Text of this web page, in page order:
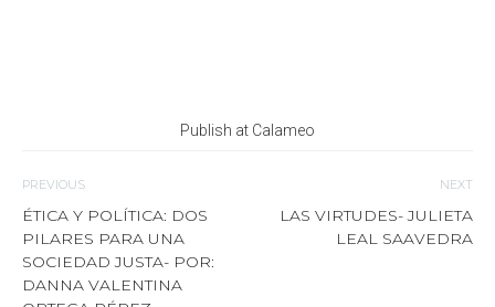
Publish at Calameo
PREVIOUS
ÉTICA Y POLÍTICA: DOS
PILARES PARA UNA
SOCIEDAD JUSTA- POR:
DANNA VALENTINA
NEXT
LAS VIRTUDES- JULIETA
LEAL SAAVEDRA